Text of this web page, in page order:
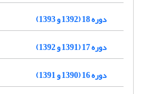
دوره 18 (1392 و 1393)
دوره 17 (1391 و 1392)
دوره 16 (1390 و 1391)